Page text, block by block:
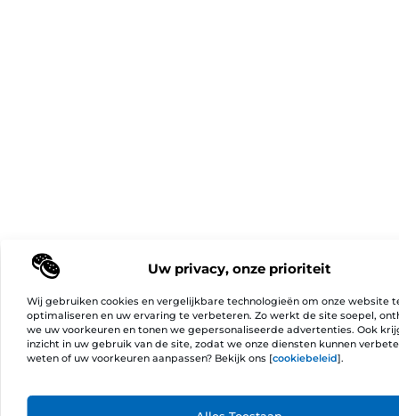
Uw privacy, onze prioriteit
Wij gebruiken cookies en vergelijkbare technologieën om onze website
optimaliseren en uw ervaring te verbeteren. Zo werkt de site soepel,
we uw voorkeuren en tonen we gepersonaliseerde advertenties. Ook
inzicht in uw gebruik van de site, zodat we onze diensten kunnen
weten of uw voorkeuren aanpassen? Bekijk ons [cookiebeleid].